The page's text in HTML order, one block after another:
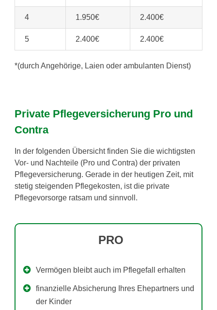
4 1.950€ 2.400€
5 2.400€ 2.400€
*(durch Angehörige, Laien oder ambulanten Dienst)
Private Pflegeversicherung Pro und
Contra
In der folgenden Übersicht finden Sie die wichtigsten
Vor- und Nachteile (Pro und Contra) der privaten
Pflegeversicherung. Gerade in der heutigen Zeit, mit
stetig steigenden Pflegekosten, ist die private
Pflegevorsorge ratsam und sinnvoll.
PRO
Vermögen bleibt auch im Pflegefall erhalten
finanzielle Absicherung Ihres Ehepartners und
der Kinder